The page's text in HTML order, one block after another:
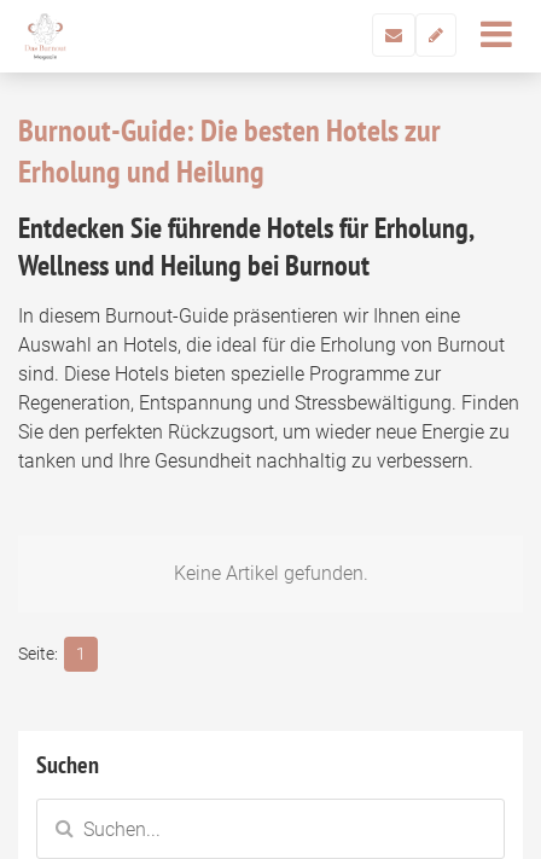
Burnout-Guide: Die besten Hotels zur
Erholung und Heilung
Entdecken Sie führende Hotels für Erholung,
Wellness und Heilung bei Burnout
In diesem Burnout-Guide präsentieren wir Ihnen eine
Auswahl an Hotels, die ideal für die Erholung von Burnout
sind. Diese Hotels bieten spezielle Programme zur
Regeneration, Entspannung und Stressbewältigung. Finden
Sie den perfekten Rückzugsort, um wieder neue Energie zu
tanken und Ihre Gesundheit nachhaltig zu verbessern.
Keine Artikel gefunden.
1
Suchen